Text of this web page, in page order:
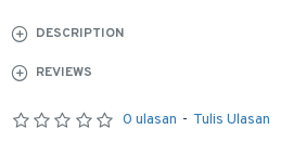
DESCRIPTION
REVIEWS
0 ulasan - Tulis Ulasan